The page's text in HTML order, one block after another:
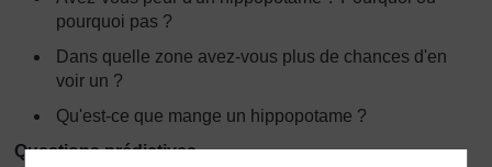
pourquoi pas ?
Dans quelle zone avez-vous plus de chances d'en
voir un ?
Qu'est-ce que mange un hippopotame ?
Questions prédictives